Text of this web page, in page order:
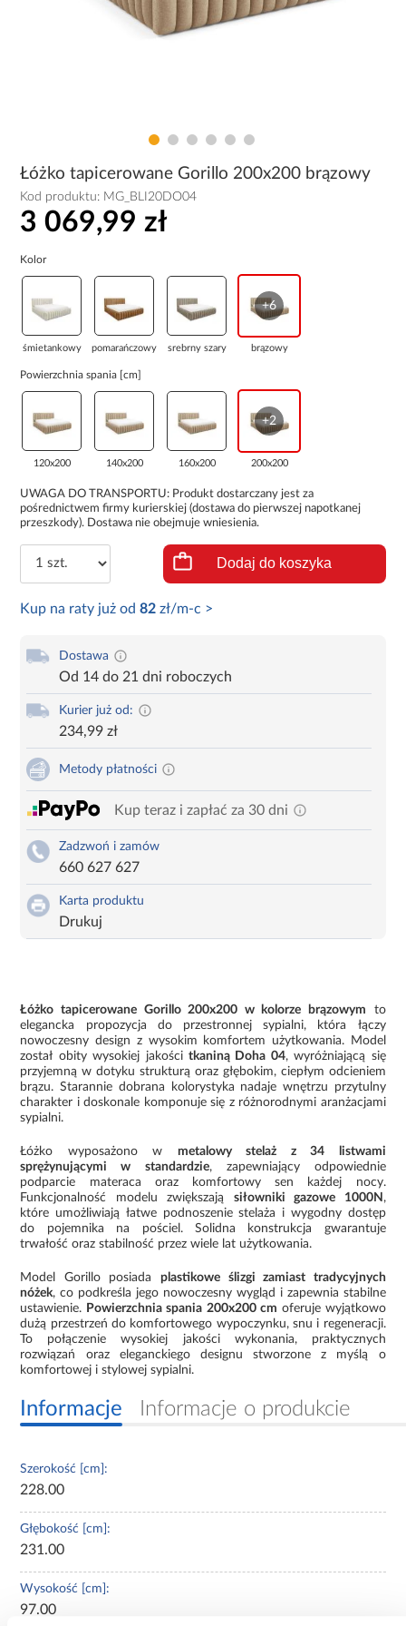
Łóżko tapicerowane Gorillo 200x200 brązowy
Kod produktu: MG_BLI20DO04
3 069,99 zł
Kolor
śmietankowy pomarańczowy srebrny szary
+6
brązowy
Powierzchnia spania [cm]
120x200 140x200 160x200
+2
200x200
UWAGA DO TRANSPORTU: Produkt dostarczany jest za
pośrednictwem firmy kurierskiej (dostawa do pierwszej napotkanej
przeszkody). Dostawa nie obejmuje wniesienia.
Dodaj do koszyka
Kup na raty już od82 zł/m-c >
Dostawa
Od 14 do 21 dni roboczych
Kurier już od:
234,99 zł
Metody płatności
Kup teraz i zapłać za 30 dni
Zadzwoń i zamów
660 627 627
Karta produktu
Drukuj
Łóżko tapicerowane Gorillo 200x200 w kolorze brązowym to
elegancka propozycja do przestronnej sypialni, która łączy
nowoczesny design z wysokim komfortem użytkowania. Model
został obity wysokiej jakości tkaniną Doha 04, wyróżniającą się
przyjemną w dotyku strukturą oraz głębokim, ciepłym odcieniem
brązu. Starannie dobrana kolorystyka nadaje wnętrzu przytulny
charakter i doskonale komponuje się z różnorodnymi aranżacjami
sypialni.
Łóżko wyposażono w metalowy stelaż z 34 listwami
sprężynującymi w standardzie, zapewniający odpowiednie
podparcie materaca oraz komfortowy sen każdej nocy.
Funkcjonalność modelu zwiększają siłowniki gazowe 1000N ,
które umożliwiają łatwe podnoszenie stelaża i wygodny dostęp
do pojemnika na pościel. Solidna konstrukcja gwarantuje
trwałość oraz stabilność przez wiele lat użytkowania.
Model Gorillo posiada plastikowe ślizgi zamiast tradycyjnych
nóżek, co podkreśla jego nowoczesny wygląd i zapewnia stabilne
ustawienie. Powierzchnia spania 200x200 cm oferuje wyjątkowo
dużą przestrzeń do komfortowego wypoczynku, snu i regeneracji.
To połączenie wysokiej jakości wykonania, praktycznych
rozwiązań oraz eleganckiego designu stworzone z myślą o
komfortowej i stylowej sypialni.
Informacje Informacje o produkcie
Szerokość [cm]:
228.00
Głębokość [cm]:
231.00
Wysokość [cm]:
97.00